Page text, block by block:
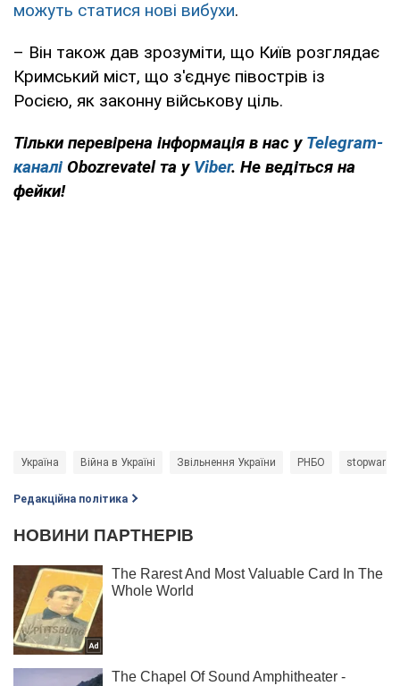
можуть статися нові вибухи.
– Він також дав зрозуміти, що Київ розглядає
Кримський міст, що з'єднує півострів із
Росією, як законну військову ціль.
Тільки перевірена інформація в нас у Telegram-
каналі Obozrevatel та у Viber. Не ведіться на
фейки!
Україна Війна в Україні Звільнення України РНБО stopwar
Редакційна політика